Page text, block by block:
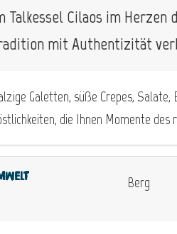
Talkessel Cilaos im
mit Authentizität
Galetten, süße Crepes, Salate,
die Ihnen Momente des
Berg